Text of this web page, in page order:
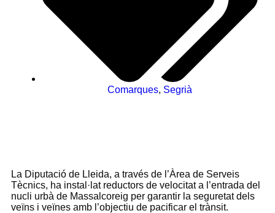
Comarques, Segrià
La Diputació de Lleida, a través de l’Àrea de Serveis
Tècnics, ha instal·lat reductors de velocitat a l’entrada del
nucli urbà de Massalcoreig per garantir la seguretat dels
veïns i veïnes amb l’objectiu de pacificar el trànsit.